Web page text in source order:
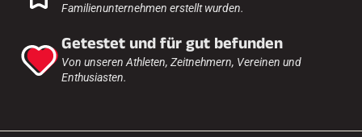
Familienunternehmen erstellt wurden.
Getestet und für gut befunden
Von unseren Athleten, Zeitnehmern, Vereinen und
Enthusiasten.